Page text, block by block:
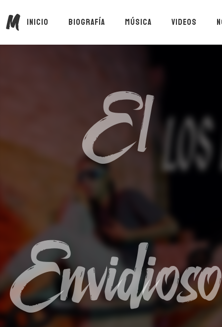
Suscríbete
DESCUBRE MÚSICA NUEVA, EVENTOS Y MÁS
DE MIGUEL CARDONA
M INICIO BIOGRAFÍA MÚSICA VIDEOS
El
Envidioso